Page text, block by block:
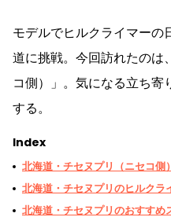
モデルでヒルクライマーの
道に挑戦。今回訪れたのは
コ側）」。気になる立ち寄
する。
Index
北海道・チセヌプリ（ニセコ側）
北海道・チセヌプリのヒルクラ
北海道・チセヌプリのおすすめ